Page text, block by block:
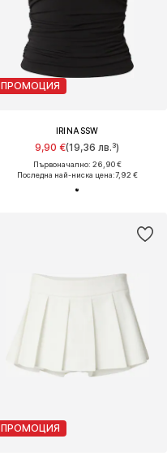
ПРОМОЦИЯ
IRINASSW
9,90 €(19,36 лв.³)
Първоначално: 26,90 €
Последна най-ниска цена:7,92 €
ПРОМОЦИЯ